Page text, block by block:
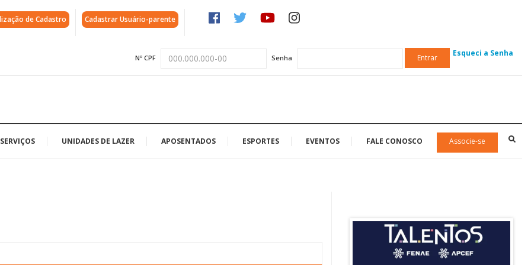
de Cadastro Cadastrar Usuário-parente
Nº CPF Senha Entrar Esqueci a Senha
SERVIÇOS UNIDADES DE LAZER APOSENTADOS ESPORTES EVENTOS FALE CONOSCO Associe-se